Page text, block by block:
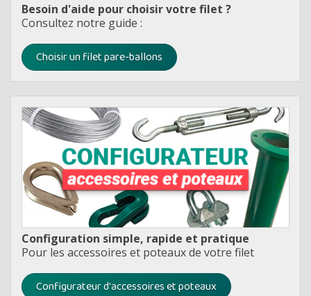
Besoin d'aide pour choisir votre filet ?
Consultez notre guide :
Choisir un filet pare-ballons
Configuration simple, rapide et pratique
Pour les accessoires et poteaux de votre filet
Configurateur d'accessoires et poteaux